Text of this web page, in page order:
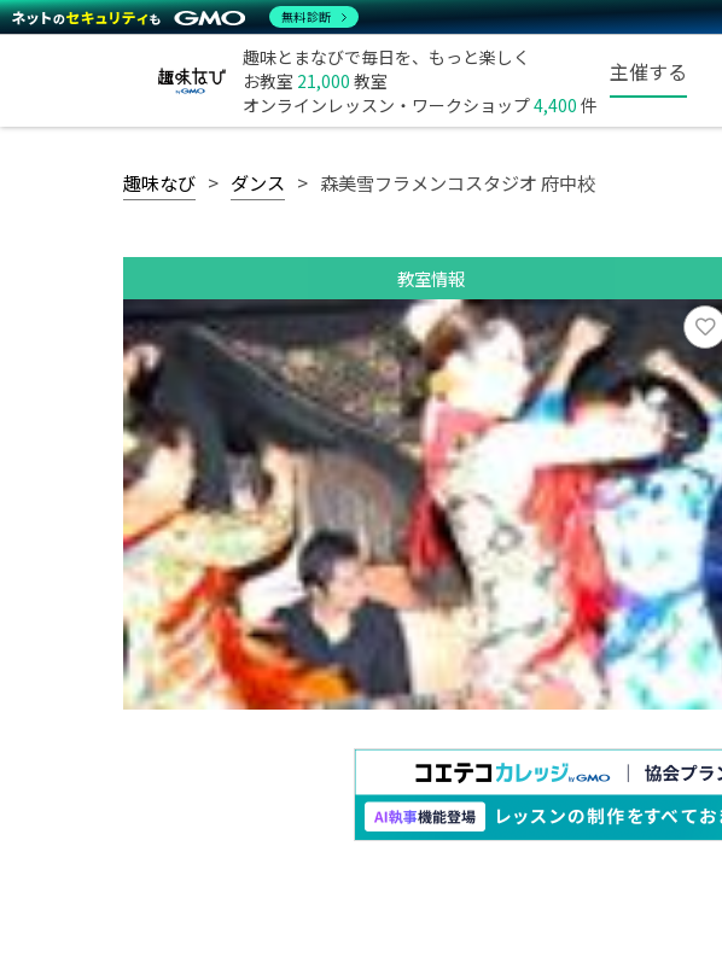
趣味とまなびで毎日を、もっと楽しく
お教室 21,000 教室
オンラインレッスン・ワークショップ4,400 件
主催する
趣味なび ダンス 森美雪フラメンコスタジオ 府中校
教室情報
無料診断